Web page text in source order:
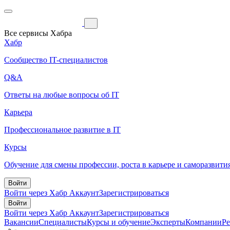
Все сервисы Хабра
Хабр
Сообщество IT-специалистов
Q&A
Ответы на любые вопросы об IT
Карьера
Профессиональное развитие в IT
Курсы
Обучение для смены профессии, роста в карьере и
Войти
Войти через Хабр АккаунтЗарегистрироваться
Войти
Войти через Хабр АккаунтЗарегистрироваться
ВакансииСпециалистыКурсы и обучениеЭкспертыКомпании